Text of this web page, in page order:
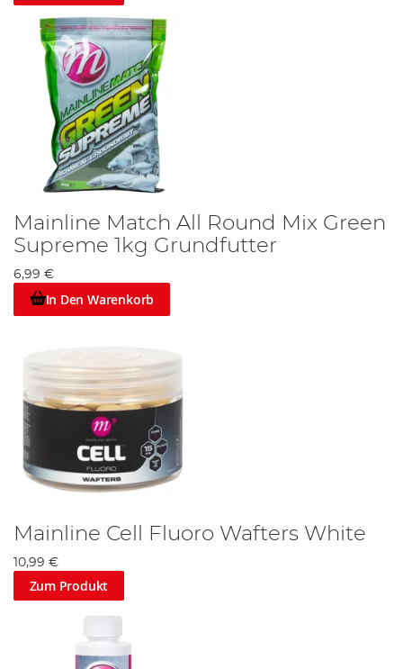
Mainline Match All Round Mix Green
Supreme 1kg Grundfutter
6,99 €
In Den Warenkorb
Mainline Cell Fluoro Wafters White
10,99 €
Zum Produkt